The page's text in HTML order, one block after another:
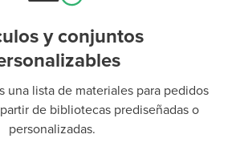
y conjuntos
una lista de materiales para pedidos
de bibliotecas prediseñadas o
personalizadas.